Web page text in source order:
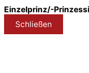
Einzelprinz/-
Schließen